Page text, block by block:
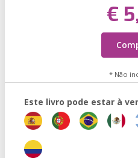
€
* Não
Este livro pode estar à